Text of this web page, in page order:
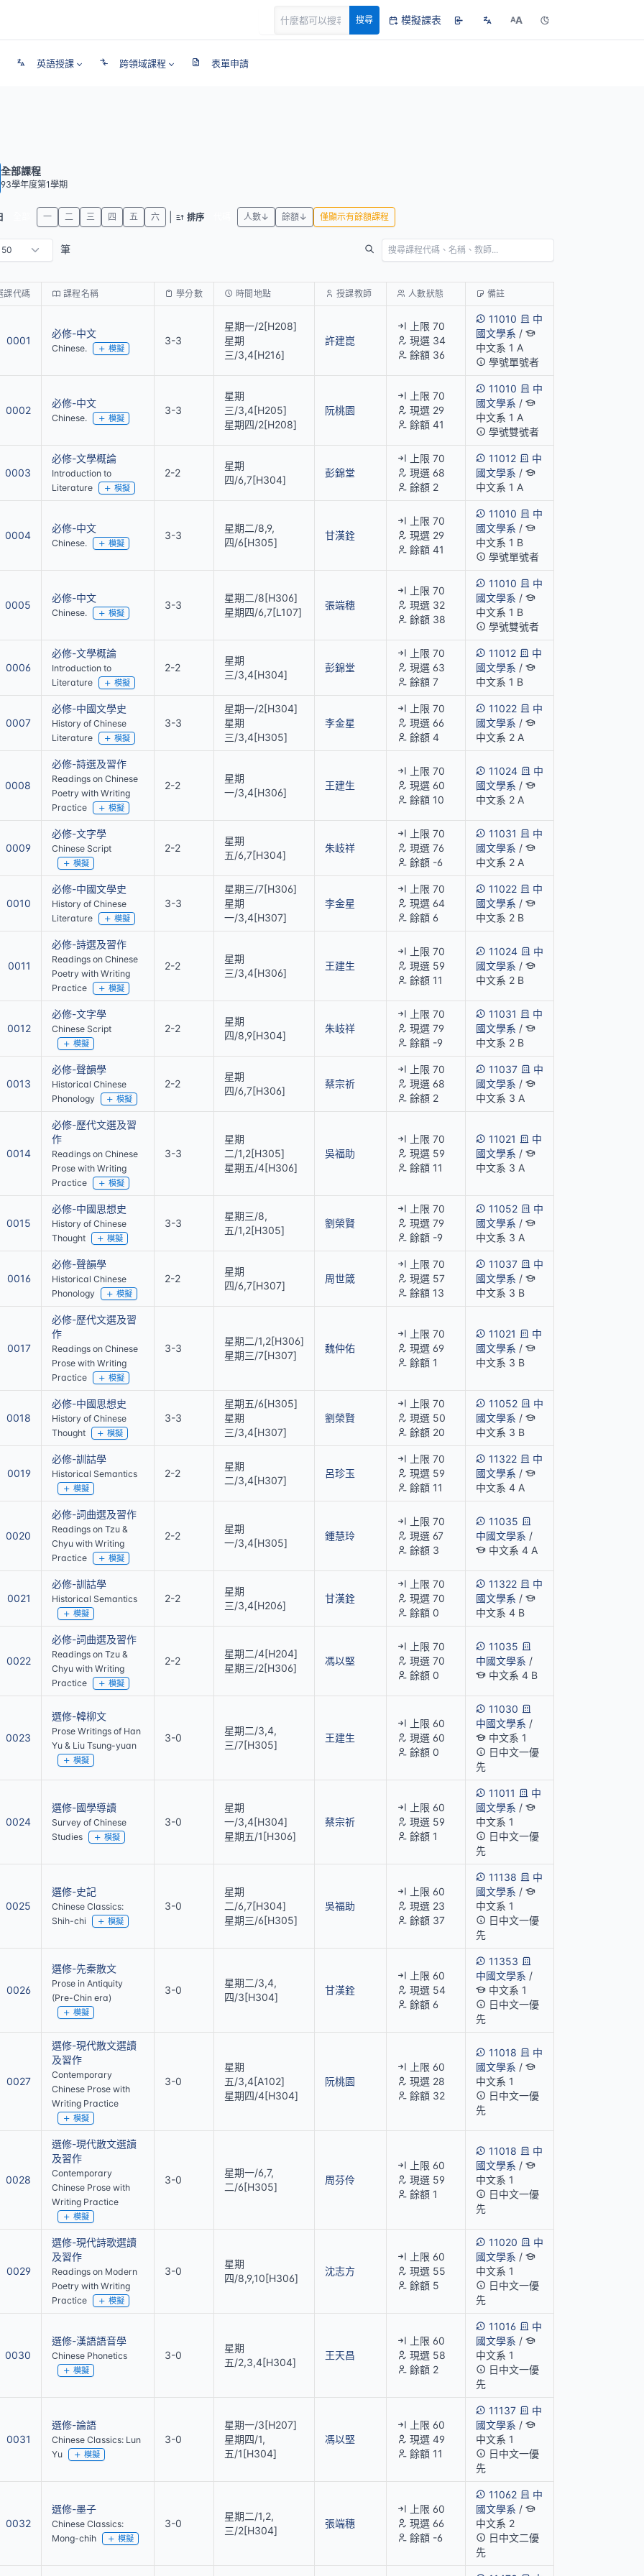
搜尋 模擬課表 AA
英語授課 跨領域課程 表單申請
全部課程
93學年度第1學期
一 二 三 四 五 六 排序 人數↓ 餘額↓ 僅顯示有餘額課程
筆
課代碼 課程名稱 學分數 時間地點 授課教師 人數狀態 備註
0001
必修-中文
Chinese. 模擬
3-3
星期一/2[H208]
星期
三/3,4[H216]
許建崑
上限 70
現選 34
餘額 36
11010
中
國文學系 /
中文系 1 A
學號單號者
0002
必修-中文
Chinese. 模擬
3-3
星期
三/3,4[H205]
星期四/2[H208]
阮桃園
上限 70
現選 29
餘額 41
11010
中
國文學系 /
中文系 1 A
學號雙號者
0003
必修-文學概論
Introduction to
Literature
模擬
2-2
星期
四/6,7[H304]
彭錦堂
上限 70
現選 68
餘額 2
11012
中
國文學系 /
中文系 1 A
0004
必修-中文
Chinese. 模擬
3-3
星期二/8,9,
四/6[H305]
甘漢銓
上限 70
現選 29
餘額 41
11010
中
國文學系 /
中文系 1 B
學號單號者
0005
必修-中文
Chinese. 模擬
3-3
星期二/8[H306]
星期四/6,7[L107]
張端穗
上限 70
現選 32
餘額 38
11010
中
國文學系 /
中文系 1 B
學號雙號者
0006
必修-文學概論
Introduction to
Literature
模擬
2-2
星期
三/3,4[H304]
彭錦堂
上限 70
現選 63
餘額 7
11012
中
國文學系 /
中文系 1 B
0007
必修-中國文學史
History of Chinese
Literature
模擬
3-3
星期一/2[H304]
星期
三/3,4[H305]
李金星
上限 70
現選 66
餘額 4
11022
中
國文學系 /
中文系 2 A
0008
必修-詩選及習作
Readings on Chinese
Poetry with Writing
Practice
模擬
2-2
星期
一/3,4[H306]
王建生
上限 70
現選 60
餘額 10
11024
中
國文學系 /
中文系 2 A
0009
必修-文字學
Chinese Script
模擬
2-2
星期
五/6,7[H304]
朱岐祥
上限 70
現選 76
餘額 -6
11031
中
國文學系 /
中文系 2 A
0010
必修-中國文學史
History of Chinese
Literature
模擬
3-3
星期三/7[H306]
星期
一/3,4[H307]
李金星
上限 70
現選 64
餘額 6
11022
中
國文學系 /
中文系 2 B
0011
必修-詩選及習作
Readings on Chinese
Poetry with Writing
Practice
模擬
2-2
星期
三/3,4[H306]
王建生
上限 70
現選 59
餘額 11
11024
中
國文學系 /
中文系 2 B
0012
必修-文字學
Chinese Script
模擬
2-2
星期
四/8,9[H304]
朱岐祥
上限 70
現選 79
餘額 -9
11031
中
國文學系 /
中文系 2 B
0013
必修-聲韻學
Historical Chinese
Phonology
模擬
2-2
星期
四/6,7[H306]
蔡宗祈
上限 70
現選 68
餘額 2
11037
中
國文學系 /
中文系 3 A
0014
必修-歷代文選及習
作
Readings on Chinese
Prose with Writing
Practice
模擬
3-3
星期
二/1,2[H305]
星期五/4[H306]
吳福助
上限 70
現選 59
餘額 11
11021
中
國文學系 /
中文系 3 A
0015
必修-中國思想史
History of Chinese
Thought
模擬
3-3
星期三/8,
五/1,2[H305]
劉榮賢
上限 70
現選 79
餘額 -9
11052
中
國文學系 /
中文系 3 A
0016
必修-聲韻學
Historical Chinese
Phonology
模擬
2-2
星期
四/6,7[H307]
周世箴
上限 70
現選 57
餘額 13
11037
中
國文學系 /
中文系 3 B
0017
必修-歷代文選及習
作
Readings on Chinese
Prose with Writing
Practice
模擬
3-3
星期二/1,2[H306]
星期三/7[H307]
魏仲佑
上限 70
現選 69
餘額 1
11021
中
國文學系 /
中文系 3 B
0018
必修-中國思想史
History of Chinese
Thought
模擬
3-3
星期五/6[H305]
星期
三/3,4[H307]
劉榮賢
上限 70
現選 50
餘額 20
11052
中
國文學系 /
中文系 3 B
0019
必修-訓詁學
Historical Semantics
模擬
2-2
星期
二/3,4[H307]
呂珍玉
上限 70
現選 59
餘額 11
11322
中
國文學系 /
中文系 4 A
0020
必修-詞曲選及習作
Readings on Tzu &
Chyu with Writing
Practice
模擬
2-2
星期
一/3,4[H305]
鍾慧玲
上限 70
現選 67
餘額 3
11035
中國文學系 /
中文系 4 A
0021
必修-訓詁學
Historical Semantics
模擬
2-2
星期
三/3,4[H206]
甘漢銓
上限 70
現選 70
餘額 0
11322
中
國文學系 /
中文系 4 B
0022
必修-詞曲選及習作
Readings on Tzu &
Chyu with Writing
Practice
模擬
2-2
星期二/4[H204]
星期三/2[H306]
馮以堅
上限 70
現選 70
餘額 0
11035
中國文學系 /
中文系 4 B
0023
選修-韓柳文
Prose Writings of Han
Yu & Liu Tsung-yuan
模擬
3-0
星期二/3,4,
三/7[H305]
王建生
上限 60
現選 60
餘額 0
11030
中國文學系 /
中文系 1
日中文一優
先
0024
選修-國學導讀
Survey of Chinese
Studies
模擬
3-0
星期
一/3,4[H304]
星期五/1[H306]
蔡宗祈
上限 60
現選 59
餘額 1
11011
中
國文學系 /
中文系 1
日中文一優
先
0025
選修-史記
Chinese Classics:
Shih-chi
模擬
3-0
星期
二/6,7[H304]
星期三/6[H305]
吳福助
上限 60
現選 23
餘額 37
11138
中
國文學系 /
中文系 1
日中文一優
先
0026
選修-先秦散文
Prose in Antiquity
(Pre-Chin era)
模擬
3-0
星期二/3,4,
四/3[H304]
甘漢銓
上限 60
現選 54
餘額 6
11353
中國文學系 /
中文系 1
日中文一優
先
0027
選修-現代散文選讀
及習作
Contemporary
Chinese Prose with
Writing Practice
模擬
3-0
星期
五/3,4[A102]
星期四/4[H304]
阮桃園
上限 60
現選 28
餘額 32
11018
中
國文學系 /
中文系 1
日中文一優
先
0028
選修-現代散文選讀
及習作
Contemporary
Chinese Prose with
Writing Practice
模擬
3-0
星期一/6,7,
二/6[H305]
周芬伶
上限 60
現選 59
餘額 1
11018
中
國文學系 /
中文系 1
日中文一優
先
0029
選修-現代詩歌選讀
及習作
Readings on Modern
Poetry with Writing
Practice
模擬
3-0
星期
四/8,9,10[H306]
沈志方
上限 60
現選 55
餘額 5
11020
中
國文學系 /
中文系 1
日中文一優
先
0030
選修-漢語語音學
Chinese Phonetics
模擬
3-0
星期
五/2,3,4[H304]
王天昌
上限 60
現選 58
餘額 2
11016
中
國文學系 /
中文系 1
日中文一優
先
0031
選修-論語
Chinese Classics: Lun
Yu
模擬
3-0
星期一/3[H207]
星期四/1,
五/1[H304]
馮以堅
上限 60
現選 49
餘額 11
11137
中
國文學系 /
中文系 1
日中文一優
先
0032
選修-墨子
Chinese Classics:
Mong-chih
模擬
3-0
星期二/1,2,
三/2[H304]
張端穗
上限 60
現選 66
餘額 -6
11062
中
國文學系 /
中文系 2
日中文二優
先